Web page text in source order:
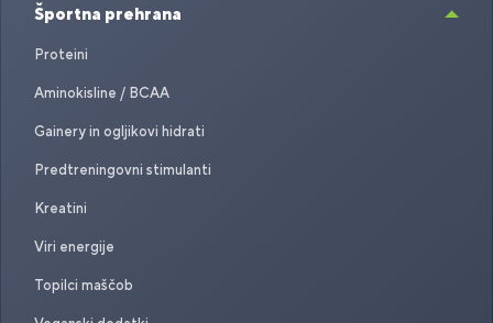
Športna prehrana
Proteini
Aminokisline / BCAA
Gainery in ogljikovi hidrati
Predtreningovni stimulanti
Kreatini
Viri energije
Topilci maščob